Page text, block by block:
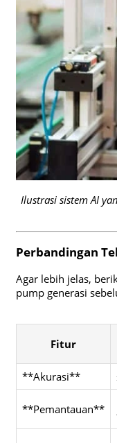
Ilustrasi sistem AI
Perbandingan
Agar lebih jelas,
pump generasi
Fitur
**Akurasi**
**Pemantauan**